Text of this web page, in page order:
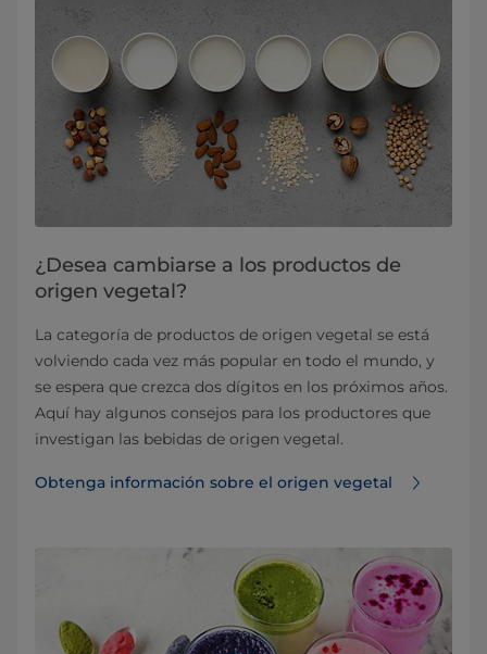
¿Desea cambiarse a los productos de
origen vegetal?
La categoría de productos de origen vegetal se está
volviendo cada vez más popular en todo el mundo, y
se espera que crezca dos dígitos en los próximos años.
Aquí hay algunos consejos para los productores que
investigan las bebidas de origen vegetal.
Obtenga información sobre el origen vegetal